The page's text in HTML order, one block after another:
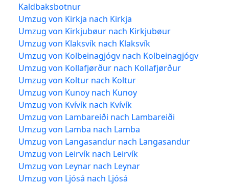
Kaldbaksbotnur
Umzug von Kirkja nach Kirkja
Umzug von Kirkjubøur nach Kirkjubøur
Umzug von Klaksvík nach Klaksvík
Umzug von Kolbeinagjógv nach Kolbeinagjógv
Umzug von Kollafjørður nach Kollafjørður
Umzug von Koltur nach Koltur
Umzug von Kunoy nach Kunoy
Umzug von Kvívík nach Kvívík
Umzug von Lambareiði nach Lambareiði
Umzug von Lamba nach Lamba
Umzug von Langasandur nach Langasandur
Umzug von Leirvík nach Leirvík
Umzug von Leynar nach Leynar
Umzug von Ljósá nach Ljósá